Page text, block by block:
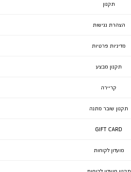
תקנון
הצהרת נגישות
מדיניות פרטיות
תקנון מבצע
קריירה
תקנון שובר מתנה
GIFT CARD
מועדון לקוחות